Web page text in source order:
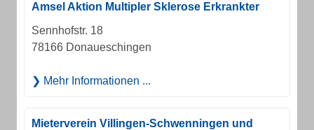
Amsel Aktion Multipler Sklerose Erkrankter
Sennhofstr. 18
78166 Donaueschingen
Mehr Informationen ...
Mieterverein Villingen-Schwenningen und